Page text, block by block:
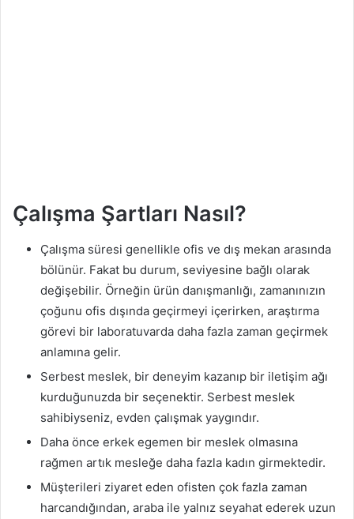
Çalışma Şartları Nasıl?
Çalışma süresi genellikle ofis ve dış mekan arasında
bölünür. Fakat bu durum, seviyesine bağlı olarak
değişebilir. Örneğin ürün danışmanlığı, zamanınızın
çoğunu ofis dışında geçirmeyi içerirken, araştırma
görevi bir laboratuvarda daha fazla zaman geçirmek
anlamına gelir.
Serbest meslek, bir deneyim kazanıp bir iletişim ağı
kurduğunuzda bir seçenektir. Serbest meslek
sahibiyseniz, evden çalışmak yaygındır.
Daha önce erkek egemen bir meslek olmasına
rağmen artık mesleğe daha fazla kadın girmektedir.
Müşterileri ziyaret eden ofisten çok fazla zaman
harcandığından, araba ile yalnız seyahat ederek uzun